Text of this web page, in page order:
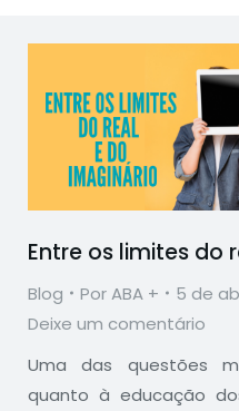
Entre os limites do
Blog PorABA +
5 de
Deixe um comentário
Uma das questões
quanto à educação